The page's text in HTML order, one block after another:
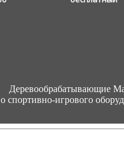
Деревообрабатывающие
спортивно-игрового